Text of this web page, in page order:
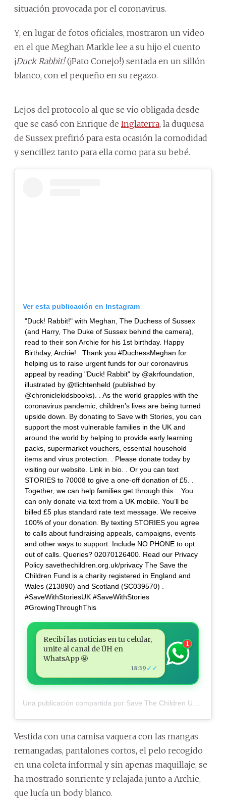
situación provocada por el coronavirus.
Y, en lugar de fotos oficiales, mostraron un video
en el que Meghan Markle lee a su hijo el cuento
¡Duck Rabbit!(¡Pato Conejo!) sentada en un sillón
blanco, con el pequeño en su regazo.
Lejos del protocolo al que se vio obligada desde
que se casó con Enrique de Inglaterra, la duquesa
de Sussex prefirió para esta ocasión la comodidad
y sencillez tanto para ella como para su bebé.
Ver esta publicación en Instagram
"Duck! Rabbit!" with Meghan, The Duchess of Sussex
(and Harry, The Duke of Sussex behind the camera),
read to their son Archie for his 1st birthday. Happy
Birthday, Archie! . Thank you #DuchessMeghan for
helping us to raise urgent funds for our coronavirus
appeal by reading "Duck! Rabbit" by @akrfoundation,
illustrated by @tlichtenheld (published by
@chroniclekidsbooks). . As the world grapples with the
coronavirus pandemic, children’s lives are being turned
upside down. By donating to Save with Stories, you can
support the most vulnerable families in the UK and
around the world by helping to provide early learning
packs, supermarket vouchers, essential household
items and virus protection. . Please donate today by
visiting our website. Link in bio. . Or you can text
STORIES to 70008 to give a one-off donation of £5. .
Together, we can help families get through this. . You
can only donate via text from a UK mobile. You’ll be
billed £5 plus standard rate text message. We receive
100% of your donation. By texting STORIES you agree
to calls about fundraising appeals, campaigns, events
and other ways to support. Include NO PHONE to opt
out of calls. Queries? 02070126400. Read our Privacy
Policy savethechildren.org.uk/privacy The Save the
Children Fund is a charity registered in England and
Wales (213890) and Scotland (SC039570) .
#SaveWithStoriesUK #SaveWithStories
#GrowingThroughThis
Recibí las noticias en tu celular,
unite al canal de ÚH en
WhatsApp 🤩
18:39 ✓✓
1
Una publicación compartida por Save The Children UK
Vestida con una camisa vaquera con las mangas
remangadas, pantalones cortos, el pelo recogido
en una coleta informal y sin apenas maquillaje, se
ha mostrado sonriente y relajada junto a Archie,
que lucía un body blanco.